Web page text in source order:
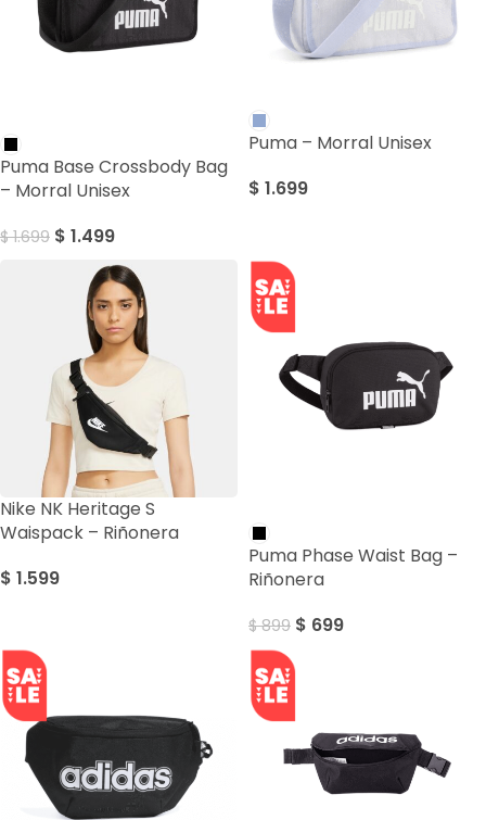
Puma Base Crossbody Bag
– Morral Unisex
$1.699 $ 1.499
Puma – Morral Unisex
$ 1.699
Nike NK Heritage S
Waispack – Riñonera
$ 1.599
Puma Phase Waist Bag –
Riñonera
$899 $ 699